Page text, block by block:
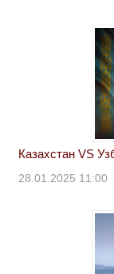
Казахстан VS
28.01.2025 11:00